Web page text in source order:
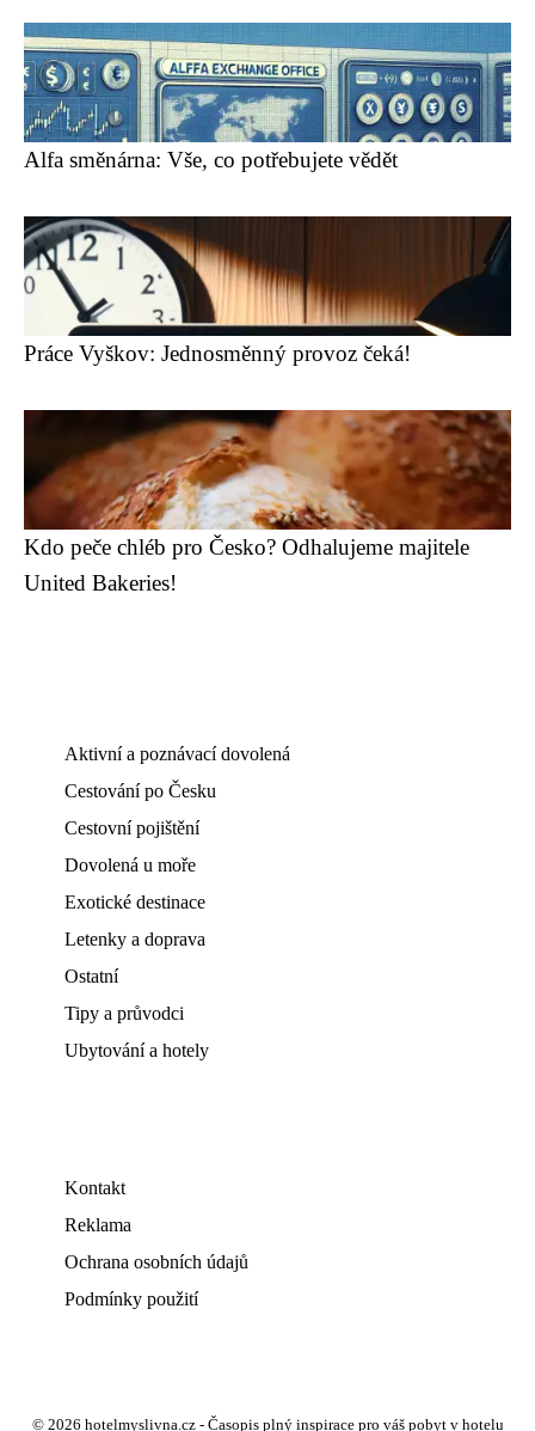
Alfa směnárna: Vše, co potřebujete vědět
Práce Vyškov: Jednosměnný provoz čeká!
Kdo peče chléb pro Česko? Odhalujeme majitele
United Bakeries!
Aktivní a poznávací dovolená
Cestování po Česku
Cestovní pojištění
Dovolená u moře
Exotické destinace
Letenky a doprava
Ostatní
Tipy a průvodci
Ubytování a hotely
Kontakt
Reklama
Ochrana osobních údajů
Podmínky použití
© 2026 hotelmyslivna.cz - Časopis plný inspirace pro váš pobyt v hotelu